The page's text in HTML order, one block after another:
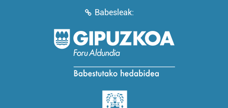
Babesleak: